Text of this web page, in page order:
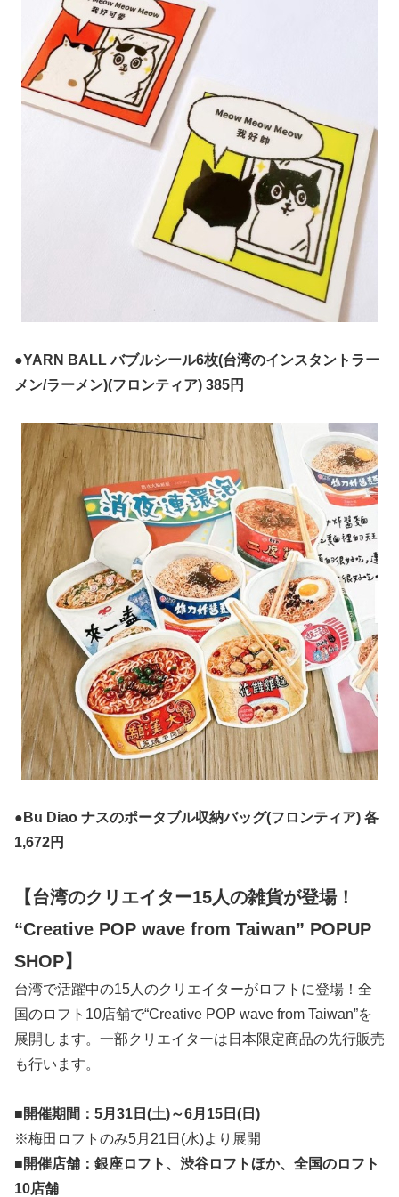
●YARN BALL バブルシール6枚(台湾のインスタントラー
メン/ラーメン)(フロンティア) 385円
●Bu Diao ナスのポータブル収納バッグ(フロンティア) 各
1,672円
【台湾のクリエイター15人の雑貨が登場！
“Creative POP wave from Taiwan” POPUP
SHOP】
台湾で活躍中の15人のクリエイターがロフトに登場！全
国のロフト10店舗で“Creative POP wave from Taiwan”を
展開します。一部クリエイターは日本限定商品の先行販売
も行います。
■開催期間：5月31日(土)～6月15日(日)
※梅田ロフトのみ5月21日(水)より展開
■開催店舗：銀座ロフト、渋谷ロフトほか、全国のロフト
10店舗